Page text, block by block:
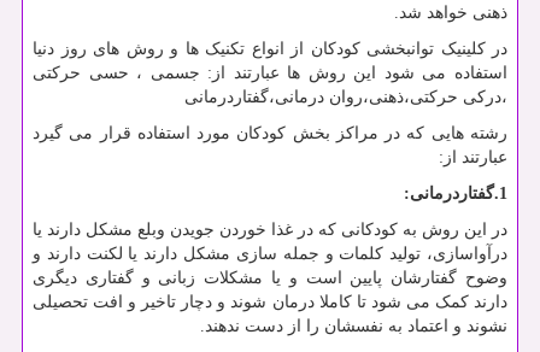
ذهنی خواهد شد.
در کلینیک توانبخشی کودکان از انواع تکنیک ها و روش های روز دنیا
استفاده می شود این روش ها عبارتند از: جسمی ، حسی حرکتی
،درکی حرکتی،ذهنی،روان درمانی،گفتاردرمانی
رشته هایی که در مراکز بخش کودکان مورد استفاده قرار می گیرد
عبارتند از:
1.گفتاردرمانی:
در این روش به کودکانی که در غذا خوردن جویدن وبلع مشکل دارند یا
درآواسازی، تولید کلمات و جمله سازی مشکل دارند یا لکنت دارند و
وضوح گفتارشان پایین است و یا مشکلات زبانی و گفتاری دیگری
دارند کمک می شود تا کاملا درمان شوند و دچار تاخیر و افت تحصیلی
نشوند و اعتماد به نفسشان را از دست ندهند.